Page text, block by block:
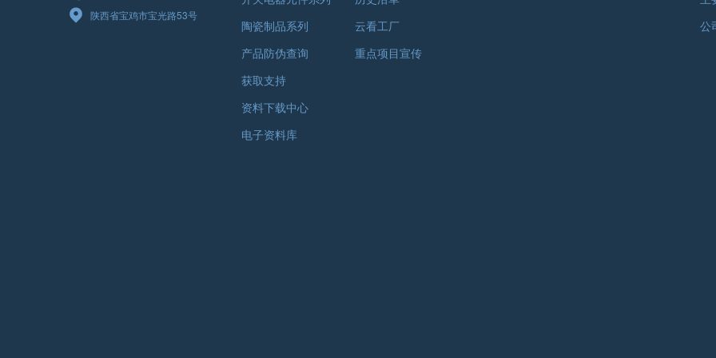
陕西省宝鸡市宝光路53号
陶瓷制品系列
产品防伪查询
获取支持
资料下载中心
电子资料库
云看工厂
重点项目宣传
公